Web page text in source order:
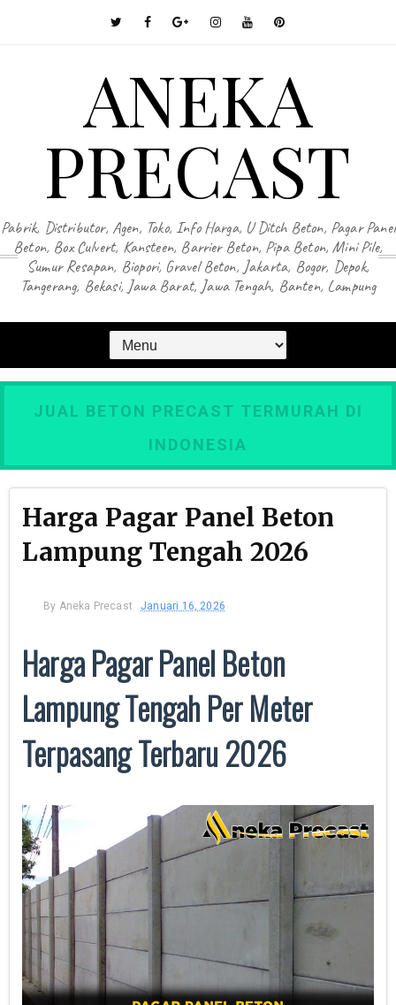
ANEKA
PRECAST
Pabrik, Distributor, Agen, Toko, Info Harga, U Ditch Beton, Pagar Panel
Beton, Box Culvert, Kansteen, Barrier Beton, Pipa Beton, Mini Pile,
Sumur Resapan, Biopori, Gravel Beton, Jakarta, Bogor, Depok,
Tangerang, Bekasi, Jawa Barat, Jawa Tengah, Banten, Lampung
JUAL BETON PRECAST TERMURAH DI
INDONESIA
Harga Pagar Panel Beton
Lampung Tengah 2026
By Aneka Precast Januari 16, 2026
Harga Pagar Panel Beton
Lampung Tengah Per Meter
Terpasang Terbaru 2026